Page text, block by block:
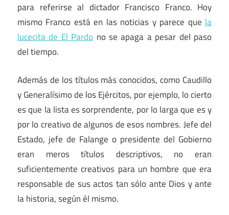
para referirse al dictador Francisco Franco. Hoy
mismo Franco está en las noticias y parece que la
lucecita de El Pardono se apaga a pesar del paso
del tiempo.
Además de los títulos más conocidos, como Caudillo
y Generalísimo de los Ejércitos, por ejemplo, lo cierto
es que la lista es sorprendente, por lo larga que es y
por lo creativo de algunos de esos nombres. Jefe del
Estado, jefe de Falange o presidente del Gobierno
eran meros títulos descriptivos, no eran
suficientemente creativos para un hombre que era
responsable de sus actos tan sólo ante Dios y ante
la historia, según él mismo.